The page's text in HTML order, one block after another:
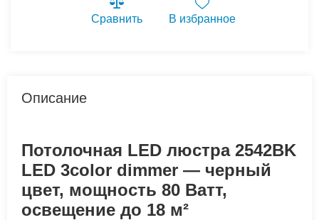
Сравнить В избранное
Описание
Потолочная LED люстра 2542BK
LED 3color dimmer — черный
цвет, мощность 80 Ватт,
освещение до 18 м²